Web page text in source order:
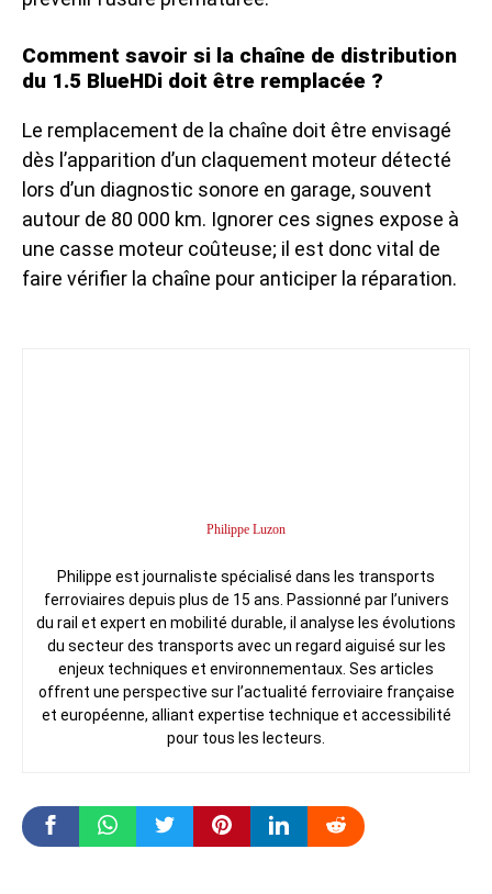
Comment savoir si la chaîne de distribution
du 1.5 BlueHDi doit être remplacée ?
Le remplacement de la chaîne doit être envisagé
dès l’apparition d’un claquement moteur détecté
lors d’un diagnostic sonore en garage, souvent
autour de 80 000 km. Ignorer ces signes expose à
une casse moteur coûteuse; il est donc vital de
faire vérifier la chaîne pour anticiper la réparation.
Philippe Luzon
Philippe est journaliste spécialisé dans les transports
ferroviaires depuis plus de 15 ans. Passionné par l’univers
du rail et expert en mobilité durable, il analyse les évolutions
du secteur des transports avec un regard aiguisé sur les
enjeux techniques et environnementaux. Ses articles
offrent une perspective sur l’actualité ferroviaire française
et européenne, alliant expertise technique et accessibilité
pour tous les lecteurs.